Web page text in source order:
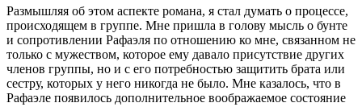
Размышляя об этом аспекте романа, я стал думать о процессе,
происходящем в группе. Мне пришла в голову мысль о бунте
и сопротивлении Рафаэля по отношению ко мне, связанном не
только с мужеством, которое ему давало присутствие других
членов группы, но и с его потребностью защитить брата или
сестру, которых у него никогда не было. Мне казалось, что в
Рафаэле появилось дополнительное воображаемое состояние